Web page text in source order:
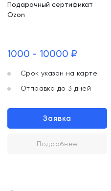
Подарочный сертификат
Ozon
1000 - 10000 ₽
Срок указан на карте
Отправка до 3 дней
Заявка
Подробнее